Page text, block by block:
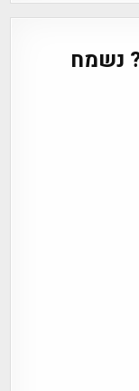
נשמח